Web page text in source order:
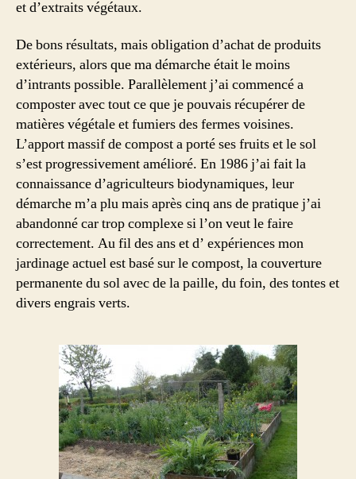
et d’extraits végétaux.
De bons résultats, mais obligation d’achat de produits
extérieurs, alors que ma démarche était le moins
d’intrants possible. Parallèlement j’ai commencé a
composter avec tout ce que je pouvais récupérer de
matières végétale et fumiers des fermes voisines.
L’apport massif de compost a porté ses fruits et le sol
s’est progressivement amélioré. En 1986 j’ai fait la
connaissance d’agriculteurs biodynamiques, leur
démarche m’a plu mais après cinq ans de pratique j’ai
abandonné car trop complexe si l’on veut le faire
correctement. Au fil des ans et d’ expériences mon
jardinage actuel est basé sur le compost, la couverture
permanente du sol avec de la paille, du foin, des tontes et
divers engrais verts.